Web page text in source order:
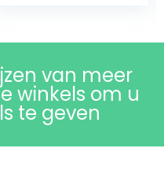
van meer
winkels om u
te geven